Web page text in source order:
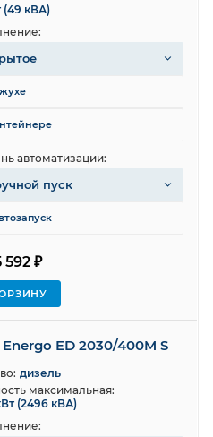
592 ₽
(49 кВА)
автоматизации:
пуск
ED 2030/400M S
дизель
максимальная:
(2496 кВА)